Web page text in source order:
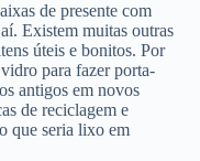
de presente com
Existem muitas outras
úteis e bonitos. Por
para fazer porta-
antigos em novos
de reciclagem e
que seria lixo em